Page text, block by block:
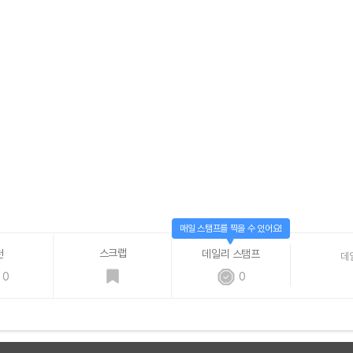
0
스크랩
데일리 스탬프
0
매일 스탬프를 찍을 수 있어요!
데